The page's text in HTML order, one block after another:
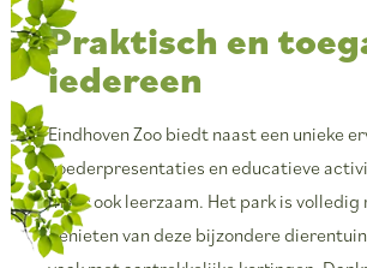
Praktisch en
iedereen
Eindhoven Zoo biedt naast een unieke
voederpresentaties en educatieve
maar ook leerzaam. Het park is
genieten van deze bijzondere